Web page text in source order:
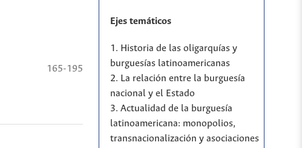
165-195
Ejes temáticos
1. Historia de las oligarquías y
burguesías latinoamericanas
2. La relación entre la burguesía
nacional y el Estado
3. Actualidad de la burguesía
latinoamericana: monopolios,
transnacionalización y asociaciones